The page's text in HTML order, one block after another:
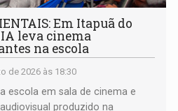
Em Itapuã do
leva cinema
na escola
de 2026 às 18:30
escola em sala de cinema e
produzido na